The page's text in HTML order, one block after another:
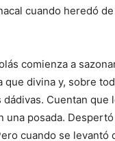
cuando heredó
comienza a
divina y, sobre
Cuentan que
una posada.
cuando se levantó